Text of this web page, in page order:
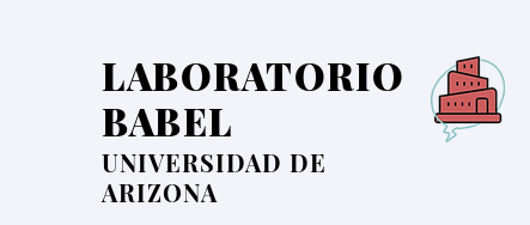
LABORATORIO
BABEL
UNIVERSIDAD DE
ARIZONA